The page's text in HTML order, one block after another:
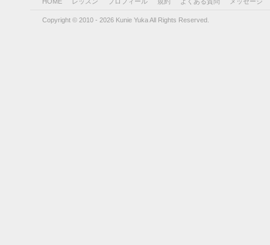
Copyright © 2010 - 2026 Kunie Yuka All Rights Reserved.